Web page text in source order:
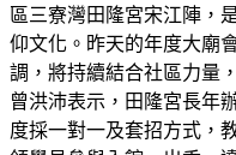
區三寮灣田隆宮宋江陣，
仰文化。昨天的年度大廟
調，將持續結合社區力量
曾洪沛表示，田隆宮長年
度採一對一及套招方式，